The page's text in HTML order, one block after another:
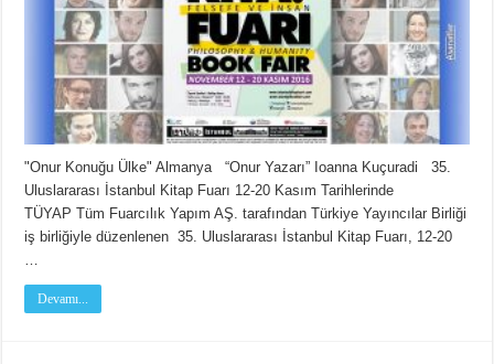
"Onur Konuğu Ülke" Almanya “Onur Yazarı” Ioanna Kuçuradi 35.
Uluslararası İstanbul Kitap Fuarı 12-20 Kasım Tarihlerinde
TÜYAP Tüm Fuarcılık Yapım AŞ. tarafından Türkiye Yayıncılar Birliği
iş birliğiyle düzenlenen 35. Uluslararası İstanbul Kitap Fuarı, 12-20
Devamı...